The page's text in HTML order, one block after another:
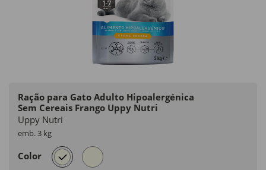
Ração para Gato Adulto Hipoalergénica
Sem Cereais Frango Uppy Nutri
Uppy Nutri
emb. 3 kg
Color selected